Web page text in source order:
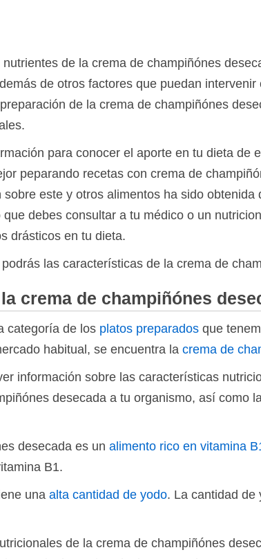
de la crema de champiñónes
de otros factores que puedan
de la crema de champiñónes
para conocer el aporte en tu dieta de
peparando recetas con crema de
este y otros alimentos ha sido
debes consultar a tu médico o un
drásticos en tu dieta.
las características de la crema de
crema de champiñónes
categoría de los platos preparados que
habitual, se encuentra la crema de
información sobre las características
desecada a tu organismo, así como
desecada es un alimento rico en vitamina
B1.
una alta cantidad de yodo. La cantidad de
de la crema de champiñónes